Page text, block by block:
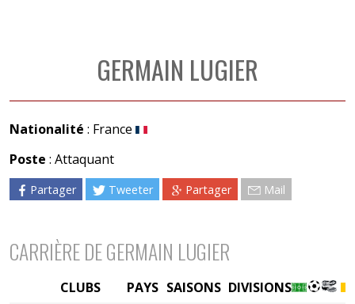
GERMAIN LUGIER
Nationalité : France
Poste : Attaquant
Partager Tweeter Partager Mail
CARRIÈRE DE GERMAIN LUGIER
PAYS SAISONS DIVISIONS
CLUBS